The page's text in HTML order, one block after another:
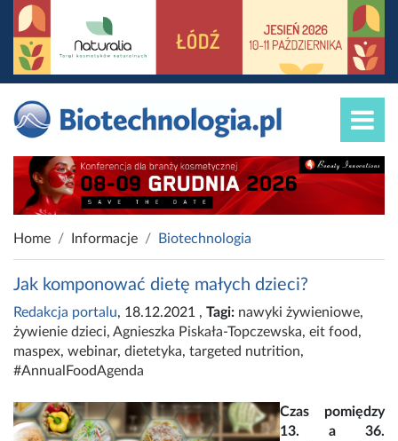
Home Informacje Biotechnologia
Jak komponować dietę małych dzieci?
Redakcja portalu, 18.12.2021 , Tagi: nawyki żywieniowe,
żywienie dzieci, Agnieszka Piskała-Topczewska, eit food,
maspex, webinar, dietetyka, targeted nutrition,
#AnnualFoodAgenda
Czas pomiędzy
13. a 36.